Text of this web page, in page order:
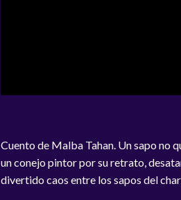
Cuento de Malba Tahan. Un sapo no
un conejo pintor por su retrato,
divertido caos entre los sapos del